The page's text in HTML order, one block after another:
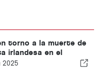
torno a la muerte de
irlandesa en el
2025